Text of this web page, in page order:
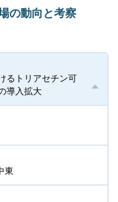
の動向と考察
るトリアセチン可
導入拡大
東